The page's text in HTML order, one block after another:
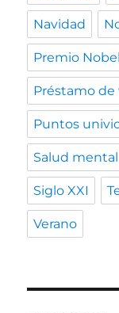
Navidad
Premio Nobel
Préstamo de
Puntos
Salud mental
Siglo XXI
Verano